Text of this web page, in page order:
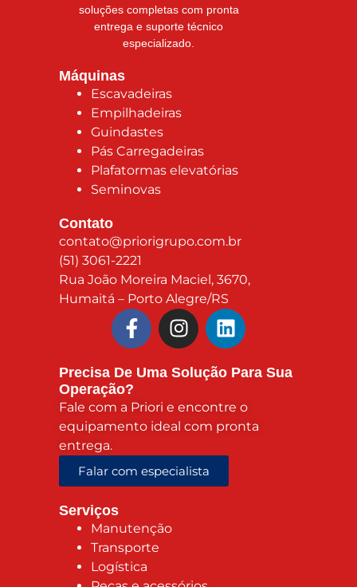
soluções completas com pronta
entrega e suporte técnico
especializado.
Máquinas
Escavadeiras
Empilhadeiras
Guindastes
Pás Carregadeiras
Plafatormas elevatórias
Seminovas
Contato
contato@priorigrupo.com.br
(51) 3061-2221
Rua João Moreira Maciel, 3670,
Humaitá – Porto Alegre/RS
Precisa De Uma Solução Para Sua
Operação?
Fale com a Priori e encontre o
equipamento ideal com pronta
entrega.
Falar com especialista
Serviços
Manutenção
Transporte
Logística